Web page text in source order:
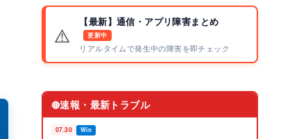
⚠️ 【最新】通信・アプリ障害まとめ
更新中
リアルタイムで発生中の障害を即チェック
🔴速報・最新トラブル
07.30 Win